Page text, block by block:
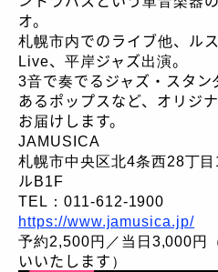
オ。
札幌市内でのライブ他、ル
Live、平岸ジャズ出演。
3音で奏でるジャズ・スタ
あるポップスなど、オリジ
お届けします。
JAMUSICA
札幌市中央区北4条西28丁
ルB1F
TEL：011-612-1900
https://www.jamusica.jp/
予約2,500円／当日3,000円
いいたします）